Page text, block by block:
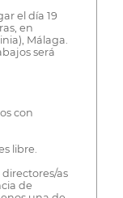
el día 19
en
Málaga.
será
con
libre.
as
de